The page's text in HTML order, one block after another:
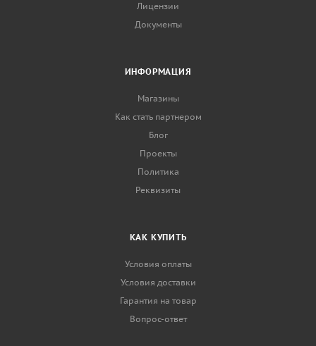
Лицензии
Документы
ИНФОРМАЦИЯ
Магазины
Как стать партнером
Блог
Проекты
Политика
Реквизиты
КАК КУПИТЬ
Условия оплаты
Условия доставки
Гарантия на товар
Вопрос-ответ